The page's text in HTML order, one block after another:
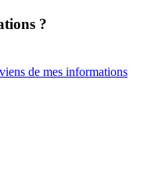
?
de mes informations